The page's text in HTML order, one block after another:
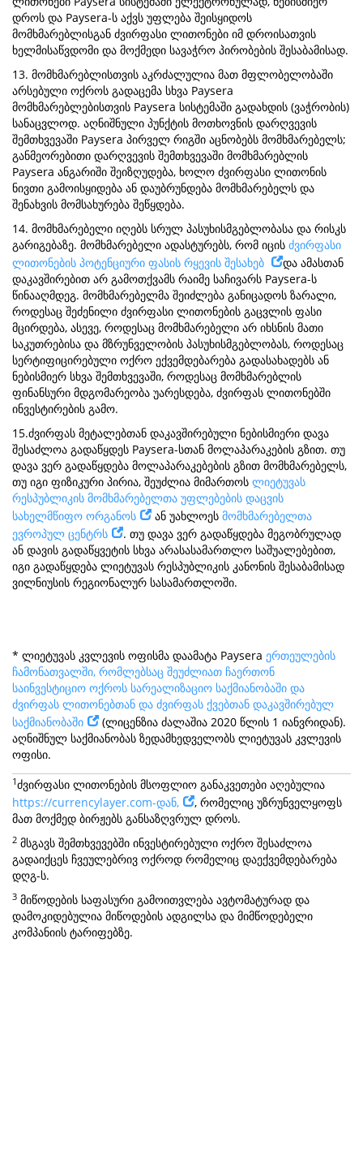
დროს და Paysera-ს აქვს უფლება შეისყიდოს
მომხმარებლისგან ძვირფასი ლითონები იმ დროისათვის
ხელმისაწვდომი და მოქმედი სავაჭრო პირობების შესაბამისად.
13. მომხმარებლისთვის აკრძალულია მათ მფლობელობაში
არსებული ოქროს გადაცემა სხვა Paysera
მომხმარებლებისთვის Paysera სისტემაში გადახდის (ვაჭრობის)
სანაცვლოდ. აღნიშნული პუნქტის მოთხოვნის დარღვევის
შემთხვევაში Paysera პირველ რიგში აცნობებს მომხმარებელს;
განმეორებითი დარღვევის შემთხვევაში მომხმარებლის
Paysera ანგარიში შეიზღუდება, ხოლო ძვირფასი ლითონის
ნივთი გამოისყიდება ან დაუბრუნდება მომხმარებელს და
შენახვის მომსახურება შეწყდება.
14. მომხმარებელი იღებს სრულ პასუხისმგებლობასა და რისკს
გარიგებაზე. მომხმარებელი ადასტურებს, რომ იცის ძვირფასი
ლითონების პოტენციური ფასის რყევის შესახებ
და ამასთან
დაკავშირებით არ გამოთქვამს რაიმე საჩივარს Paysera-ს
წინააღმდეგ. მომხმარებელმა შეიძლება განიცადოს ზარალი,
როდესაც შეძენილი ძვირფასი ლითონების გაცვლის ფასი
მცირდება, ასევე, როდესაც მომხმარებელი არ იხსნის მათი
საკუთრებისა და მზრუნველობის პასუხისმგებლობას, როდესაც
სერტიფიცირებული ოქრო ექვემდებარება გადასახადებს ან
ნებისმიერ სხვა შემთხვევაში, როდესაც მომხმარებლის
ფინანსური მდგომარეობა უარესდება, ძვირფას ლითონებში
ინვესტირების გამო.
15.ძვირფას მეტალებთან დაკავშირებული ნებისმიერი დავა
შესაძლოა გადაწყდეს Paysera-სთან მოლაპარაკების გზით. თუ
დავა ვერ გადაწყდება მოლაპარაკებების გზით მომხმარებელს,
თუ იგი ფიზიკური პირია, შეუძლია მიმართოს ლიეტუვას
რესპუბლიკის მომხმარებელთა უფლებების დაცვის
სახელმწიფო ორგანოს
ან უახლოეს მომხმარებელთა
ევროპულ ცენტრს
. თუ დავა ვერ გადაწყდება მეგობრულად
ან დავის გადაწყვეტის სხვა არასასამართლო საშუალებებით,
იგი გადაწყდება ლიეტუვას რესპუბლიკის კანონის შესაბამისად
ვილნიუსის რეგიონალურ სასამართლოში.
* ლიეტუვას კვლევის ოფისმა დაამატა Paysera ერთეულების
ჩამონათვალში, რომლებსაც შეუძლიათ ჩაერთონ
საინვესტიციო ოქროს სარეალიზაციო საქმიანობაში და
ძვირფას ლითონებთან და ძვირფას ქვებთან დაკავშირებულ
საქმიანობაში
(ლიცენზია ძალაშია 2020 წლის 1 იანვრიდან).
აღნიშნულ საქმიანობას ზედამხედველობს ლიეტუვას კვლევის
ოფისი.
1ძვირფასი ლითონების მსოფლიო განაკვეთები აღებულია
https://currencylayer.com-დან,
, რომელიც უზრუნველყოფს
მათ მოქმედ ბირჟებს განსაზღვრულ დროს.
2 მსგავს შემთხვევებში ინვესტირებული ოქრო შესაძლოა
გადაიქცეს ჩვეულებრივ ოქროდ რომელიც დაექვემდებარება
დღგ-ს.
3 მიწოდების საფასური გამოითვლება ავტომატურად და
დამოკიდებულია მიწოდების ადგილსა და მიმწოდებელი
კომპანიის ტარიფებზე.